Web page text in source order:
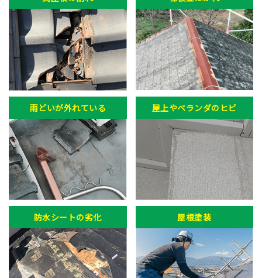
雨どいが外れている 屋上やベランダのヒビ
防水シートの劣化 屋根塗装